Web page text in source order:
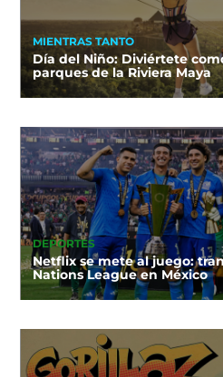
MIENTRAS TANTO
Día del Niño: Diviértete
parques de la Riviera Maya
DEPORTES
Netflix se mete al juego:
Nations League en México